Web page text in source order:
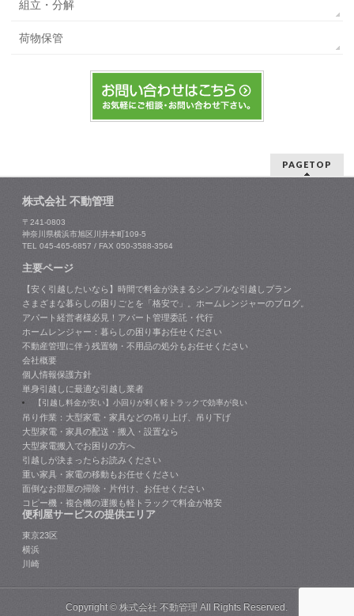
組立・分解
荷物保管
PAGETOP
株式会社 不動管理
〒241-0803
神奈川県横浜市旭区川井本町109-5
TEL 045-465-6857 / FAX 050-3588-3564
主要ページ
【安く引越したいなら】時間で料金が決まるシンプルな引越しプラン
さまざまな暮らしの困りごとを「格安で」。ホームレンジャーのブログ。
アパート経営者様必見！アパート管理委託・代行
ホームレンジャー：暮らしの困り事お任せください
不動産管理に伴う残置物・不用品の処分もお任せください
会社概要
個人情報保護方針
単身引越しに最適な引越し業者
【引越し料金が安い】小回りが利く軽トラックで効率が良い
吊り作業：大型家電・家具などの吊り上げ、吊り下げ
大型家電・家具の配送・搬入・設置なら
大型家電搬入でお困りの方へ
引越しが決まったらお読みください
重い家具・家電の移動もお任せください
面倒なお部屋の掃除・片付け、お任せください
コピー機・複合機の運搬も軽トラックで料金が格安
便利屋サービスの提供エリア
東京23区
横浜
川崎
Copyright ©株式会社 不動管理 All Rights Reserved.